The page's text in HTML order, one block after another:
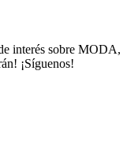
interés sobre MODA,
¡Síguenos!